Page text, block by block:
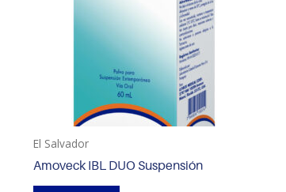
El Salvador
Amoveck IBL DUO Suspensión